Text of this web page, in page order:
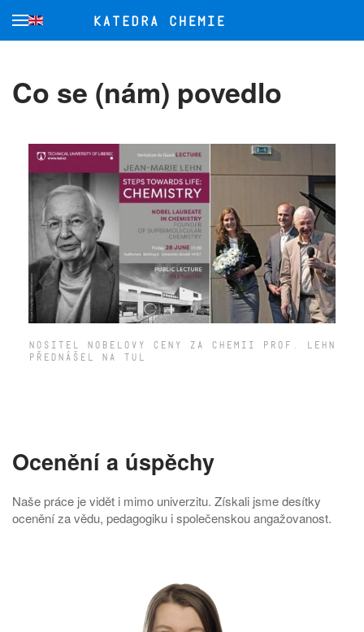
Přejít na hlavní obsah
Co se (nám) povedlo
ONDŘEJ HAVELKA ZÍSKAL CENU MINISTRA
ŠKOLSTVÍ ČR 2020
Ocenění a úspěchy
Naše práce je vidět i mimo univerzitu. Získali jsme desítky
ocenění za vědu, pedagogiku i společenskou angažovanost.